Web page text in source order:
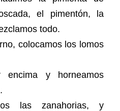
el pimentón, la
todo.
colocamos los lomos
y horneamos
las zanahorias, y